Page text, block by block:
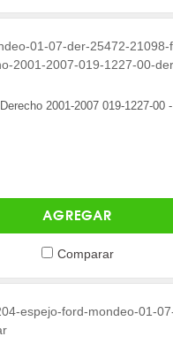
2001-2007 019-1227-00 -
AGREGAR
Comparar